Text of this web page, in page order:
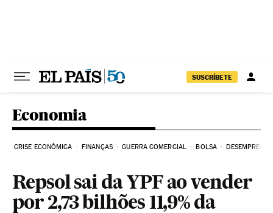
SUSCRÍBETE
Economia
CRISE ECONÔMICA FINANÇAS GUERRA COMERCIAL BOLSA DESEMPREGO
Repsol sai da YPF ao vender
por 2,73 bilhões 11,9% da